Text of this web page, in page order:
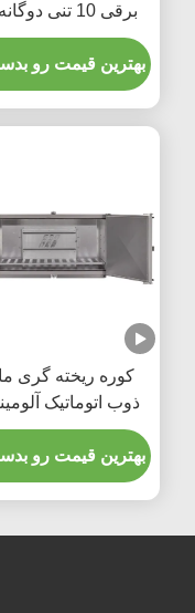
برقی 10 تنی دوگانه سوز
بهترین قیمت رو
کوره ریخته گری
ذوب اتوماتیک
صدای کم
بهترین قیمت رو